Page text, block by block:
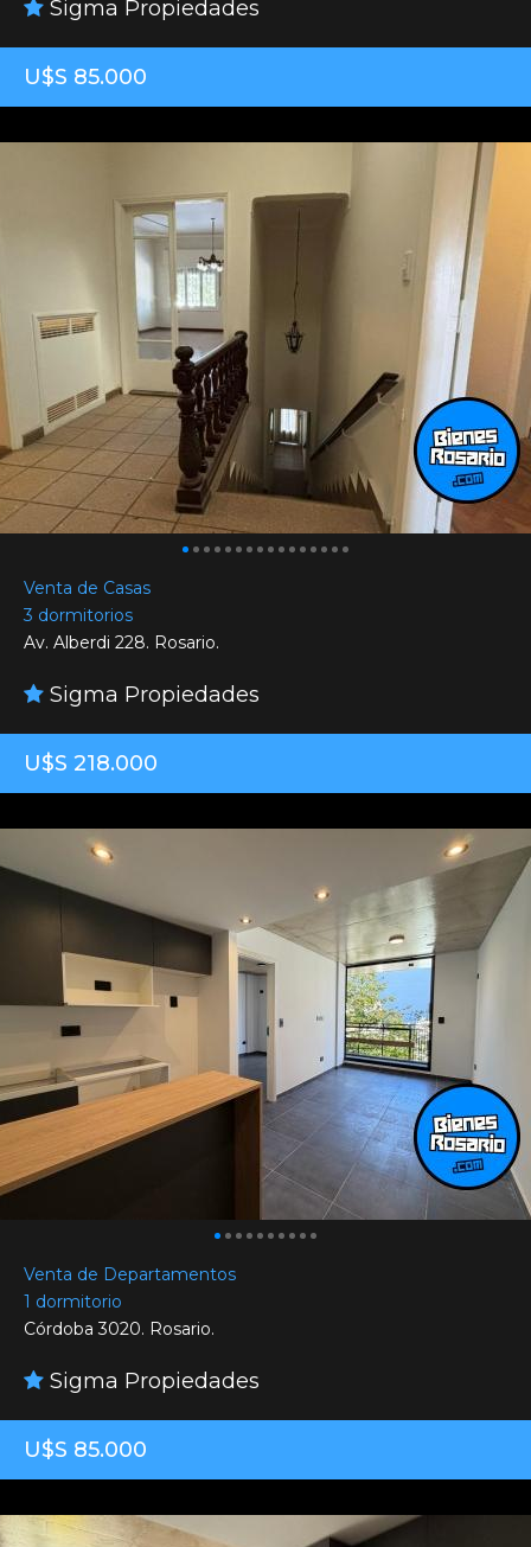
Sigma Propiedades
U$S 85.000
Venta de Casas
3 dormitorios
Av. Alberdi 228. Rosario.
Sigma Propiedades
U$S 218.000
Venta de Departamentos
1 dormitorio
Córdoba 3020. Rosario.
Sigma Propiedades
U$S 85.000